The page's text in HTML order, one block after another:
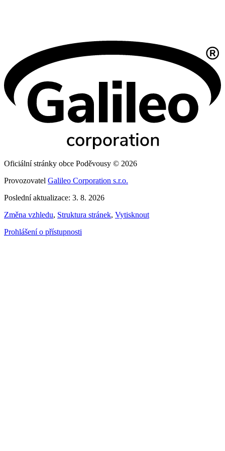
Oficiální stránky obce Poděvousy © 2026
Provozovatel Galileo Corporation s.r.o.
Poslední aktualizace: 3. 8. 2026
Změna vzhledu, Struktura stránek, Vytisknout
Prohlášení o přístupnosti